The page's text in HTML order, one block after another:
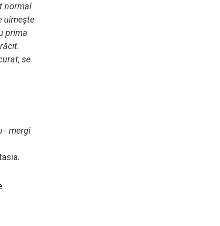
normal
uimește
prima
se
- mergi